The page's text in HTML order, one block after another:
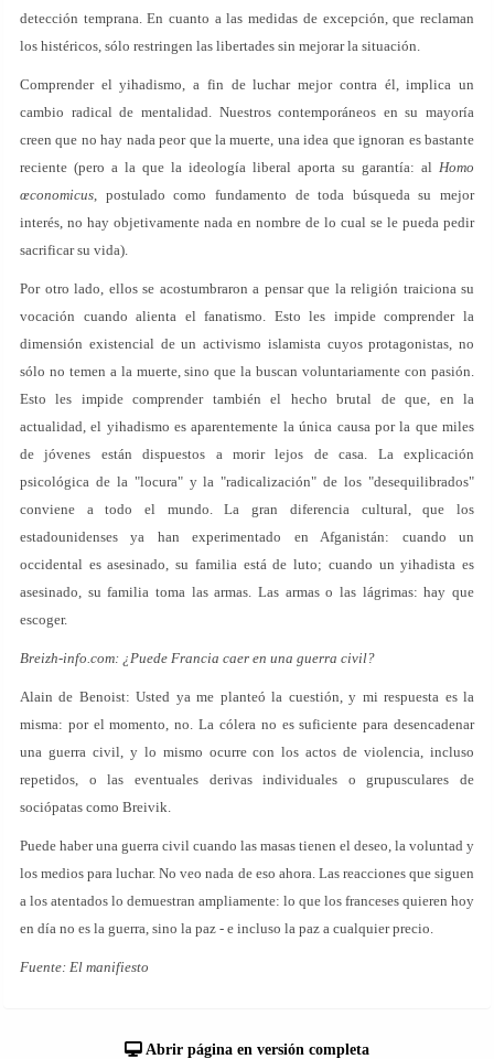
detección temprana. En cuanto a las medidas de excepción, que reclaman
los histéricos, sólo restringen las libertades sin mejorar la situación.
Comprender el yihadismo, a fin de luchar mejor contra él, implica un
cambio radical de mentalidad. Nuestros contemporáneos en su mayoría
creen que no hay nada peor que la muerte, una idea que ignoran es bastante
reciente (pero a la que la ideología liberal aporta su garantía: al Homo
œconomicus, postulado como fundamento de toda búsqueda su mejor
interés, no hay objetivamente nada en nombre de lo cual se le pueda pedir
sacrificar su vida).
Por otro lado, ellos se acostumbraron a pensar que la religión traiciona su
vocación cuando alienta el fanatismo. Esto les impide comprender la
dimensión existencial de un activismo islamista cuyos protagonistas, no
sólo no temen a la muerte, sino que la buscan voluntariamente con pasión.
Esto les impide comprender también el hecho brutal de que, en la
actualidad, el yihadismo es aparentemente la única causa por la que miles
de jóvenes están dispuestos a morir lejos de casa. La explicación
psicológica de la "locura" y la "radicalización" de los "desequilibrados"
conviene a todo el mundo. La gran diferencia cultural, que los
estadounidenses ya han experimentado en Afganistán: cuando un
occidental es asesinado, su familia está de luto; cuando un yihadista es
asesinado, su familia toma las armas. Las armas o las lágrimas: hay que
escoger.
Breizh-info.com: ¿Puede Francia caer en una guerra civil?
Alain de Benoist: Usted ya me planteó la cuestión, y mi respuesta es la
misma: por el momento, no. La cólera no es suficiente para desencadenar
una guerra civil, y lo mismo ocurre con los actos de violencia, incluso
repetidos, o las eventuales derivas individuales o grupusculares de
sociópatas como Breivik.
Puede haber una guerra civil cuando las masas tienen el deseo, la voluntad y
los medios para luchar. No veo nada de eso ahora. Las reacciones que siguen
a los atentados lo demuestran ampliamente: lo que los franceses quieren hoy
en día no es la guerra, sino la paz - e incluso la paz a cualquier precio.
Fuente: El manifiesto
Abrir página en versión completa